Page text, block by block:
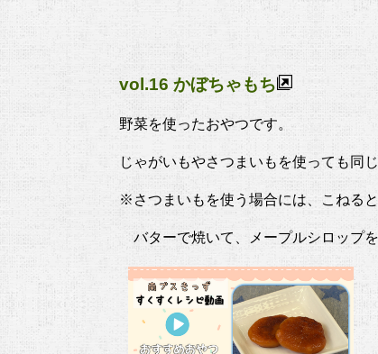
vol.16 かぼちゃもち
野菜を使ったおやつです。
じゃがいもやさつまいもを使っても同
※さつまいもを使う場合には、こねる
バターで焼いて、メープルシロップ